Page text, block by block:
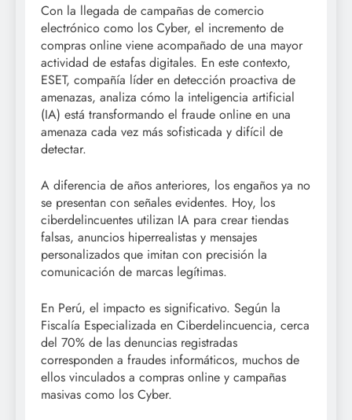
Con la llegada de campañas de comercio
electrónico como los Cyber, el incremento de
compras online viene acompañado de una mayor
actividad de estafas digitales. En este contexto,
ESET, compañía líder en detección proactiva de
amenazas, analiza cómo la inteligencia artificial
(IA) está transformando el fraude online en una
amenaza cada vez más sofisticada y difícil de
detectar.
A diferencia de años anteriores, los engaños ya no
se presentan con señales evidentes. Hoy, los
ciberdelincuentes utilizan IA para crear tiendas
falsas, anuncios hiperrealistas y mensajes
personalizados que imitan con precisión la
comunicación de marcas legítimas.
En Perú, el impacto es significativo. Según la
Fiscalía Especializada en Ciberdelincuencia, cerca
del 70% de las denuncias registradas
corresponden a fraudes informáticos, muchos de
ellos vinculados a compras online y campañas
masivas como los Cyber.